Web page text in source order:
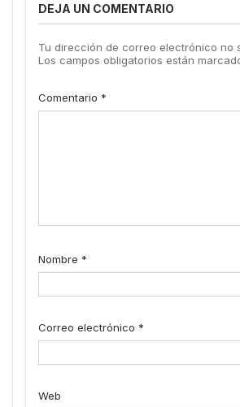
DEJA UN COMENTARIO
Tu dirección de correo electrónico no
Los campos obligatorios están
Comentario *
Nombre *
Correo electrónico *
Web